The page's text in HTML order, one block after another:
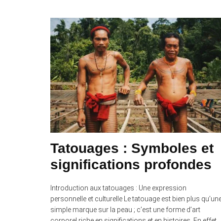
Tatouages : Symboles et
significations profondes
Introduction aux tatouages : Une expression
personnelle et culturelle Le tatouage est bien plus
simple marque sur la peau ; c’est une forme d’art